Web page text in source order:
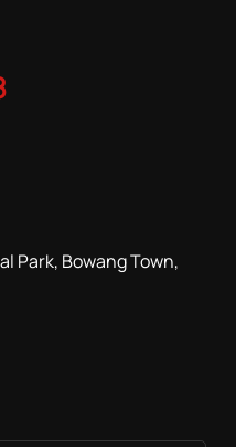
Park, Bowang Town,